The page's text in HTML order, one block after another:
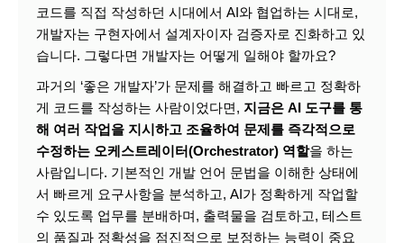
코드를 직접 작성하던 시대에서 AI와 협업하는 시대로,
개발자는 구현자에서 설계자이자 검증자로 진화하고 있
습니다. 그렇다면 개발자는 어떻게 일해야 할까요?
과거의 ‘좋은 개발자’가 문제를 해결하고 빠르고 정확하
게 코드를 작성하는 사람이었다면, 지금은 AI 도구를 통
해 여러 작업을 지시하고 조율하여 문제를 즉각적으로
수정하는 오케스트레이터(Orchestrator) 역할을 하는
사람입니다. 기본적인 개발 언어 문법을 이해한 상태에
서 빠르게 요구사항을 분석하고, AI가 정확하게 작업할
수 있도록 업무를 분배하며, 출력물을 검토하고, 테스트
의 품질과 정확성을 점진적으로 보정하는 능력이 중요